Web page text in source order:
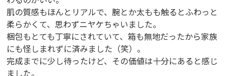
肌の質感もほんとリアルで、腕とか太もも触るとふわっと
柔らかくて、思わずニヤケちゃいました。
梱包もとても丁寧にされていて、箱も無地だったから家族
にも怪しまれずに済みました（笑）。
完成までに少し待ったけど、その価値は十分にあると感じ
ました。